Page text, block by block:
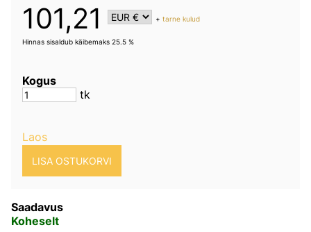
101,21 +tarne kulud
Hinnas sisaldub käibemaks 25.5 %
Kogus
tk
Laos
Saadavus
Koheselt